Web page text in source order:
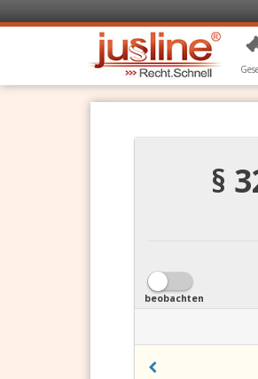
§
beobachten